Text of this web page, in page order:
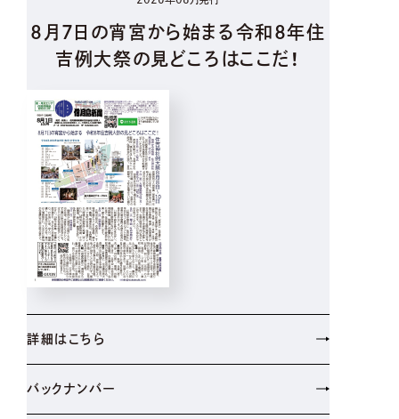
8月7日の宵宮から始まる令和8年住
吉例大祭の見どころはここだ！
詳細はこちら
バックナンバー